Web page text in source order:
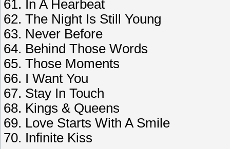
61. In A Hearbeat
62. The Night Is Still Young
63. Never Before
64. Behind Those Words
65. Those Moments
66. I Want You
67. Stay In Touch
68. Kings & Queens
69. Love Starts With A Smile
70. Infinite Kiss